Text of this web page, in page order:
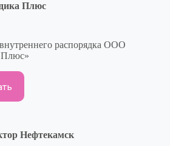
Плюс
распорядка ООО
Нефтекамск